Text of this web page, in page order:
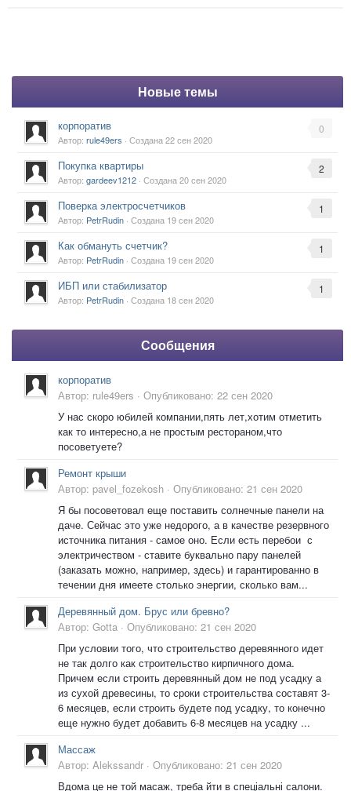
Новые темы
0
корпоратив
Автор: rule49ers · Создана22 сен 2020
2
Покупка квартиры
Автор: gardeev1212 · Создана20 сен 2020
1
Поверка электросчетчиков
Автор: PetrRudin · Создана 19 сен 2020
1
Как обмануть счетчик?
Автор: PetrRudin · Создана 19 сен 2020
1
ИБП или стабилизатор
Автор: PetrRudin · Создана 18 сен 2020
Сообщения
корпоратив
Автор: rule49ers · Опубликовано: 22 сен 2020
У нас скоро юбилей компании,пять лет,хотим отметить
как то интересно,а не простым рестораном,что
посоветуете?
Ремонт крыши
Автор: pavel_fozekosh · Опубликовано: 21 сен 2020
Я бы посоветовал еще поставить солнечные панели на
даче. Сейчас это уже недорого, а в качестве резервного
источника питания - самое оно. Если есть перебои с
электричеством - ставите буквально пару панелей
(заказать можно, например, здесь) и гарантированно в
течении дня имеете столько энергии, сколько вам...
Деревянный дом. Брус или бревно?
Автор: Gotta · Опубликовано: 21 сен 2020
При условии того, что строительство деревянного идет
не так долго как строительство кирпичного дома.
Причем если строить деревянный дом не под усадку а
из сухой древесины, то сроки строительства составят 3-
6 месяцев, если строить будете под усадку, то конечно
еще нужно будет добавить 6-8 месяцев на усадку ...
Массаж
Автор: Alekssandr · Опубликовано: 21 сен 2020
Вдома це не той масаж, треба йти в спеціальні салони.